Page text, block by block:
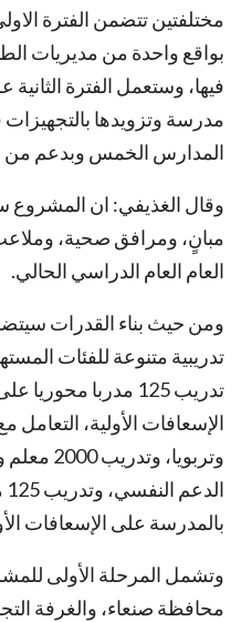
بواقع واحدة من مديريات
مدرسة وتزويدها
المدارس الخمس وبدعم من
مبانٍ، ومرافق صحية،
العام العام الدراسي الحالي.
ومن حيث بناء القدرات
تدريب 125 مدربا
الإسعافات الأولية، التعامل
بالمدرسة على الإسعافات
وتشمل المرحلة الأولى
محافظة صنعاء، والغرفة